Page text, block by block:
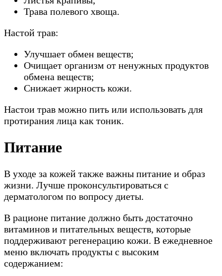
Трава полевого хвоща.
Настой трав:
Улучшает обмен веществ;
Очищает организм от ненужных продуктов
обмена веществ;
Снижает жирность кожи.
Настои трав можно пить или использовать для
протирания лица как тоник.
Питание
В уходе за кожей также важны питание и образ
жизни. Лучше проконсультироваться с
дерматологом по вопросу диеты.
В рационе питание должно быть достаточно
витаминов и питательных веществ, которые
поддерживают регенерацию кожи. В ежедневное
меню включать продукты с высоким
содержанием: